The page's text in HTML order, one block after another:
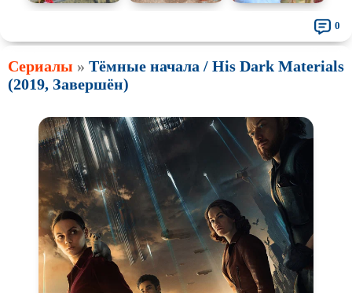
0
Сериалы » Тёмные начала / His Dark Materials
(2019, Завершён)